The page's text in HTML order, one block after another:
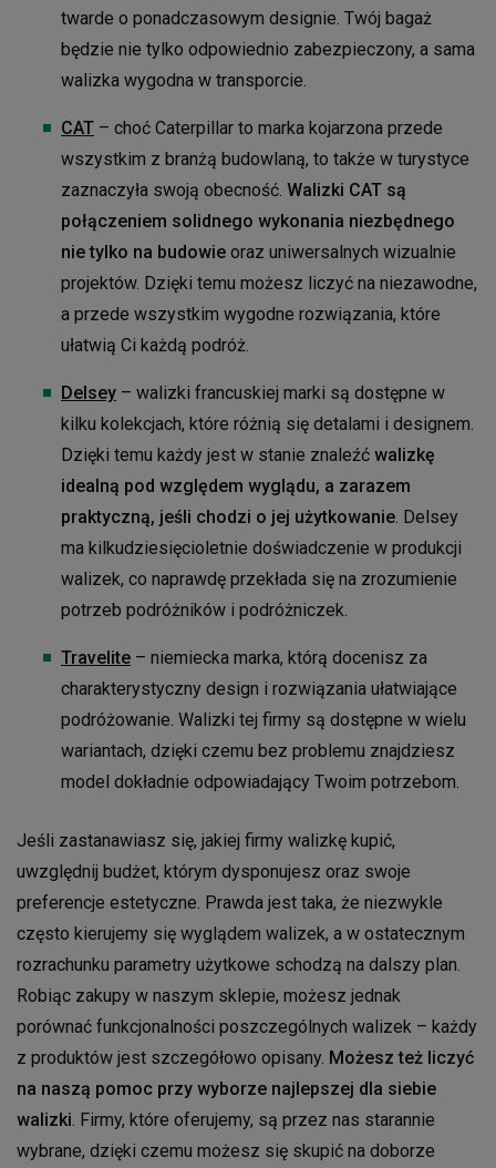
twarde o ponadczasowym designie. Twój bagaż
będzie nie tylko odpowiednio zabezpieczony, a sama
walizka wygodna w transporcie.
CAT – choć Caterpillar to marka kojarzona przede
wszystkim z branżą budowlaną, to także w turystyce
zaznaczyła swoją obecność. Walizki CAT są
połączeniem solidnego wykonania niezbędnego
nie tylko na budowie oraz uniwersalnych wizualnie
projektów. Dzięki temu możesz liczyć na niezawodne,
a przede wszystkim wygodne rozwiązania, które
ułatwią Ci każdą podróż.
Delsey – walizki francuskiej marki są dostępne w
kilku kolekcjach, które różnią się detalami i designem.
Dzięki temu każdy jest w stanie znaleźć walizkę
idealną pod względem wyglądu, a zarazem
praktyczną, jeśli chodzi o jej użytkowanie. Delsey
ma kilkudziesięcioletnie doświadczenie w produkcji
walizek, co naprawdę przekłada się na zrozumienie
potrzeb podróżników i podróżniczek.
Travelite – niemiecka marka, którą docenisz za
charakterystyczny design i rozwiązania ułatwiające
podróżowanie. Walizki tej firmy są dostępne w wielu
wariantach, dzięki czemu bez problemu znajdziesz
model dokładnie odpowiadający Twoim potrzebom.
Jeśli zastanawiasz się, jakiej firmy walizkę kupić,
uwzględnij budżet, którym dysponujesz oraz swoje
preferencje estetyczne. Prawda jest taka, że niezwykle
często kierujemy się wyglądem walizek, a w ostatecznym
rozrachunku parametry użytkowe schodzą na dalszy plan.
Robiąc zakupy w naszym sklepie, możesz jednak
porównać funkcjonalności poszczególnych walizek – każdy
z produktów jest szczegółowo opisany. Możesz też liczyć
na naszą pomoc przy wyborze najlepszej dla siebie
walizki. Firmy, które oferujemy, są przez nas starannie
wybrane, dzięki czemu możesz się skupić na doborze